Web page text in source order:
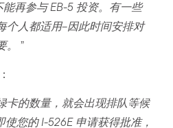
再参与 EB-5 投资。有一些
个人都适用–因此时间安排对
。 ”
卡的数量，就会出现排队等候
使您的 I-526E 申请获得批准，